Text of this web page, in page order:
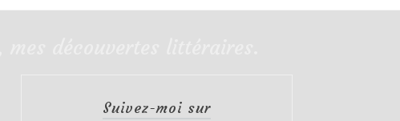
Suivez-moi sur